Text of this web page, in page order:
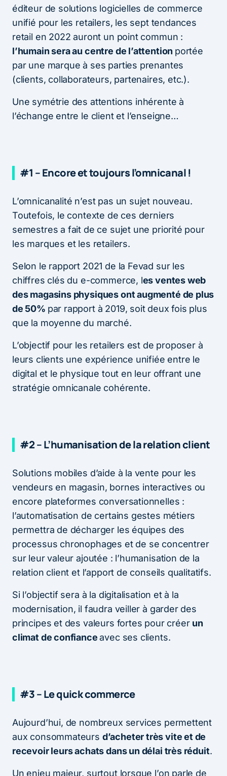
éditeur de solutions logicielles de commerce
unifié pour les retailers, les sept tendances
retail en 2022 auront un point commun :
l’humain sera au centre de l’attention portée
par une marque à ses parties prenantes
(clients, collaborateurs, partenaires, etc.).
Une symétrie des attentions inhérente à
l’échange entre le client et l’enseigne…
#1 – Encore et toujours l’omnicanal !
L’omnicanalité n’est pas un sujet nouveau.
Toutefois, le contexte de ces derniers
semestres a fait de ce sujet une priorité pour
les marques et les retailers.
Selon le rapport 2021 de la Fevad sur les
chiffres clés du e-commerce, les ventes web
des magasins physiques ont augmenté de plus
de 50% par rapport à 2019, soit deux fois plus
que la moyenne du marché.
L’objectif pour les retailers est de proposer à
leurs clients une expérience unifiée entre le
digital et le physique tout en leur offrant une
stratégie omnicanale cohérente.
#2 – L’humanisation de la relation client
Solutions mobiles d’aide à la vente pour les
vendeurs en magasin, bornes interactives ou
encore plateformes conversationnelles :
l’automatisation de certains gestes métiers
permettra de décharger les équipes des
processus chronophages et de se concentrer
sur leur valeur ajoutée : l’humanisation de la
relation client et l’apport de conseils qualitatifs.
Si l’objectif sera à la digitalisation et à la
modernisation, il faudra veiller à garder des
principes et des valeurs fortes pour créer un
climat de confianceavec ses clients.
#3 – Le quick commerce
Aujourd’hui, de nombreux services permettent
aux consommateurs d’acheter très vite et de
recevoir leurs achats dans un délai très réduit.
Un enjeu majeur, surtout lorsque l’on parle de